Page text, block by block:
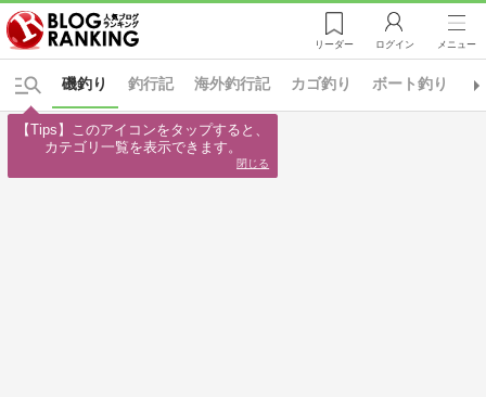
リーダー ログイン メニュー
釣行記 海外釣行記 カゴ釣り ボート釣り
磯釣り
【Tips】このアイコンをタップすると、
カテゴリ一覧を表示できます。
閉じる